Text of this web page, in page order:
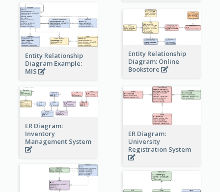
Entity Relationship
Diagram Example:
MIS
Entity Relationship
Diagram: Online
Bookstore
ER Diagram:
Inventory
Management System
ER Diagram:
University
Registration System